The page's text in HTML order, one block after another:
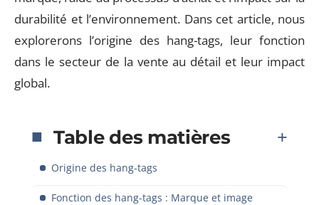
durabilité et l’environnement. Dans cet article, nous
explorerons l’origine des hang-tags, leur fonction
dans le secteur de la vente au détail et leur impact
global.
Table des matières
Origine des hang-tags
Fonction des hang-tags : Marque et image